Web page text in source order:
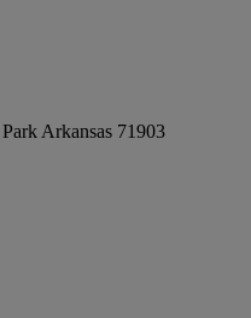
Arkansas 71903